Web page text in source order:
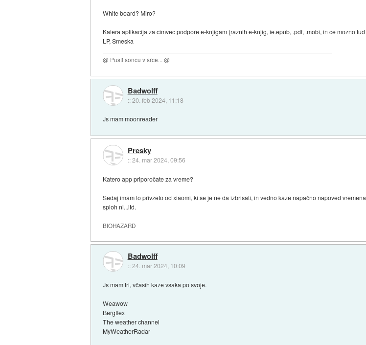
White board? Miro?
Katera aplikacija za cimvec podpore e-knjigam (raznih e-knjig, ie.epub, .pdf, .mobi, in ce mozno
LP, Smeska
@ Pusti soncu v srce... @
Badwolff
::20. feb 2024, 11:18
Js mam moonreader
Presky
::24. mar 2024, 09:56
Katero app priporočate za vreme?
Sedaj imam to privzeto od xiaomi, ki se je ne da izbrisati, in vedno kaže napačno napoved
sploh ni...itd.
BIOHAZARD
Badwolff
::24. mar 2024, 10:09
Js mam tri, včasih kaže vsaka po svoje.
Weawow
Bergflex
The weather channel
MyWeatherRadar